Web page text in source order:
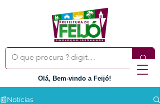
Olá, Bem-vindo a Feijó!
📰Notícias